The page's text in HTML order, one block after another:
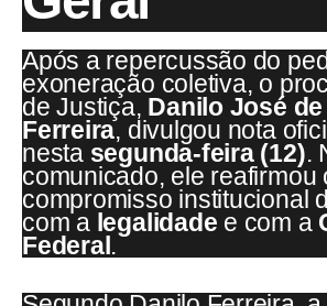
Após a repercussão do
exoneração coletiva, o
de Justiça, Danilo José
Ferreira, divulgou nota
nesta segunda-feira (12).
comunicado, ele reafirmou
compromisso institucional
com a legalidade e com a
Federal.